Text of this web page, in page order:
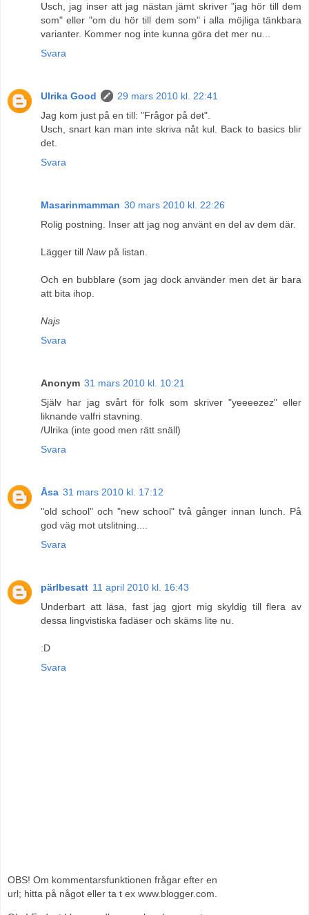
Usch, jag inser att jag nästan jämt skriver "jag hör till dem
som" eller "om du hör till dem som" i alla möjliga tänkbara
varianter. Kommer nog inte kunna göra det mer nu...
Svara
Ulrika Good
29 mars 2010 kl. 22:41
Jag kom just på en till: "Frågor på det".
Usch, snart kan man inte skriva nåt kul. Back to basics blir
det.
Svara
Masarinmamman 30 mars 2010 kl. 22:26
Rolig postning. Inser att jag nog använt en del av dem där.
Lägger till Nawpå listan.
Och en bubblare (som jag dock använder men det är bara
att bita ihop.
Najs
Svara
Anonym 31 mars 2010 kl. 10:21
Själv har jag svårt för folk som skriver "yeeeezez" eller
liknande valfri stavning.
/Ulrika (inte good men rätt snäll)
Svara
Åsa 31 mars 2010 kl. 17:12
"old school" och "new school" två gånger innan lunch. På
god väg mot utslitning....
Svara
pärlbesatt 11 april 2010 kl. 16:43
Underbart att läsa, fast jag gjort mig skyldig till flera av
dessa lingvistiska fadäser och skäms lite nu.
:D
Svara
OBS! Om kommentarsfunktionen frågar efter en
url; hitta på något eller ta t ex www.blogger.com.